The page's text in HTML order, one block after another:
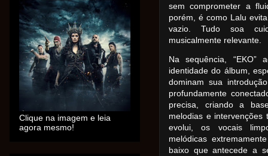
sem comprometer a
porém, é como Lalu
vazio. Tudo soa
musicalmente relevante.
Na sequência, “EKO”
identidade do álbum,
dominam sua
profundamente
precisa, criando a
melodias e intervenções
evolui, os vocais
melódicas
baixo que antecede a
Clique na imagem e leia
agora mesmo!